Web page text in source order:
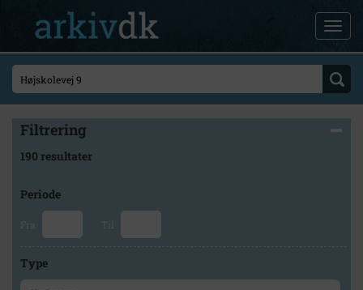
Filtrering
190 resultater
Periode
Fra Til
Type